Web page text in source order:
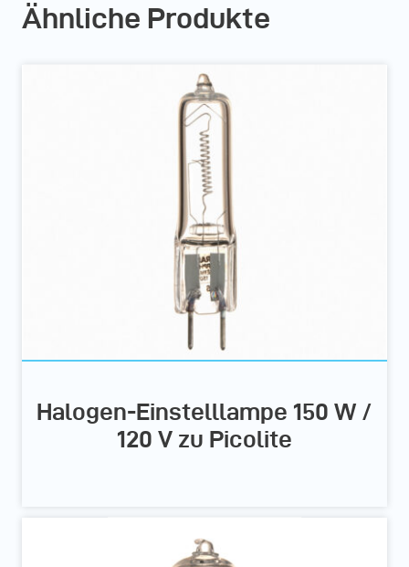
Ähnliche Produkte
Halogen-Einstelllampe 150 W /
120 V zu Picolite